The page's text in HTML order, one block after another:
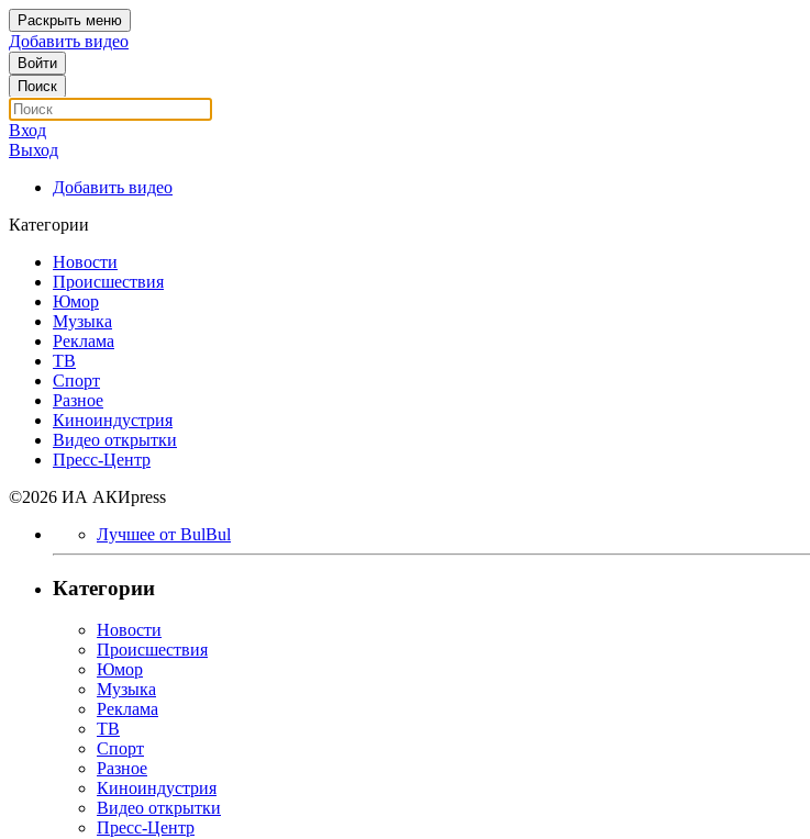
Раскрыть меню
Добавить видео
Войти
Поиск
Вход
Выход
Добавить видео
Категории
Новости
Происшествия
Юмор
Музыка
Реклама
ТВ
Спорт
Разное
Киноиндустрия
Видео открытки
Пресс-Центр
©2026 ИА АКИpress
Лучшее от BulBul
Категории
Новости
Происшествия
Юмор
Музыка
Реклама
ТВ
Спорт
Разное
Киноиндустрия
Видео открытки
Пресс-Центр